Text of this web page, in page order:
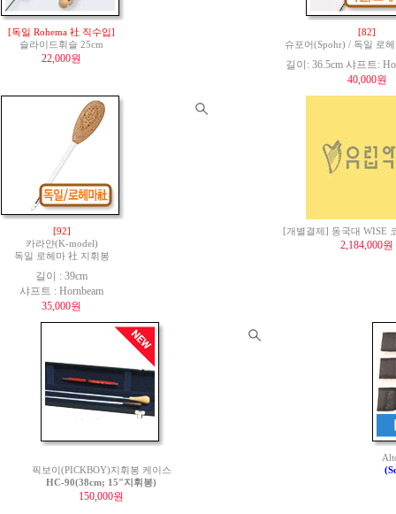
[독일 Rohema 社 직수입]
슬라이드휘슬 25cm
22,000원
[82]
슈포어(Spohr) / 독일 로
길이: 36.5cm 샤프트:
40,000원
[92]
카라얀(K-model)
독일 로헤마 社 지휘봉
길이 : 39cm
샤프트 : Hornbeam
35,000원
[개별결제] 동국대 WISE
2,184,000원
픽보이(PICKBOY)지휘봉 케이스
HC-90(38cm; 15"지휘봉)
150,000원